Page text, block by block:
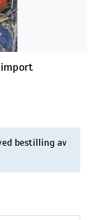
import
bestilling av